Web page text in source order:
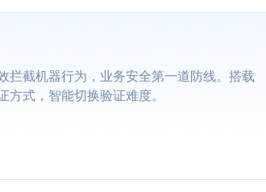
拦截机器行为，业务安全第一道防线。搭载
式，智能切换验证难度。